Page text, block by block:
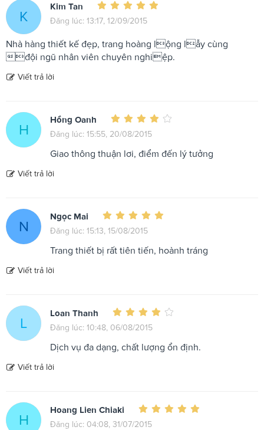
K
Kim Tan
Đăng lúc: 13:17, 12/09/2015
Nhà hàng thiết kế đẹp, trang hoàng lộng lẫy cùng
đội ngũ nhân viên chuyên nghiệp.
Viết trả lời
H
Hồng Oanh
Đăng lúc: 15:55, 20/08/2015
Giao thông thuận lơi, điểm đến lý tưởng
Viết trả lời
N
Ngọc Mai
Đăng lúc: 15:13, 15/08/2015
Trang thiết bị rất tiên tiến, hoành tráng
Viết trả lời
L
Loan Thanh
Đăng lúc: 10:48, 06/08/2015
Dịch vụ đa dạng, chất lượng ổn định.
Viết trả lời
H
Hoang Lien Chiaki
Đăng lúc: 04:08, 31/07/2015